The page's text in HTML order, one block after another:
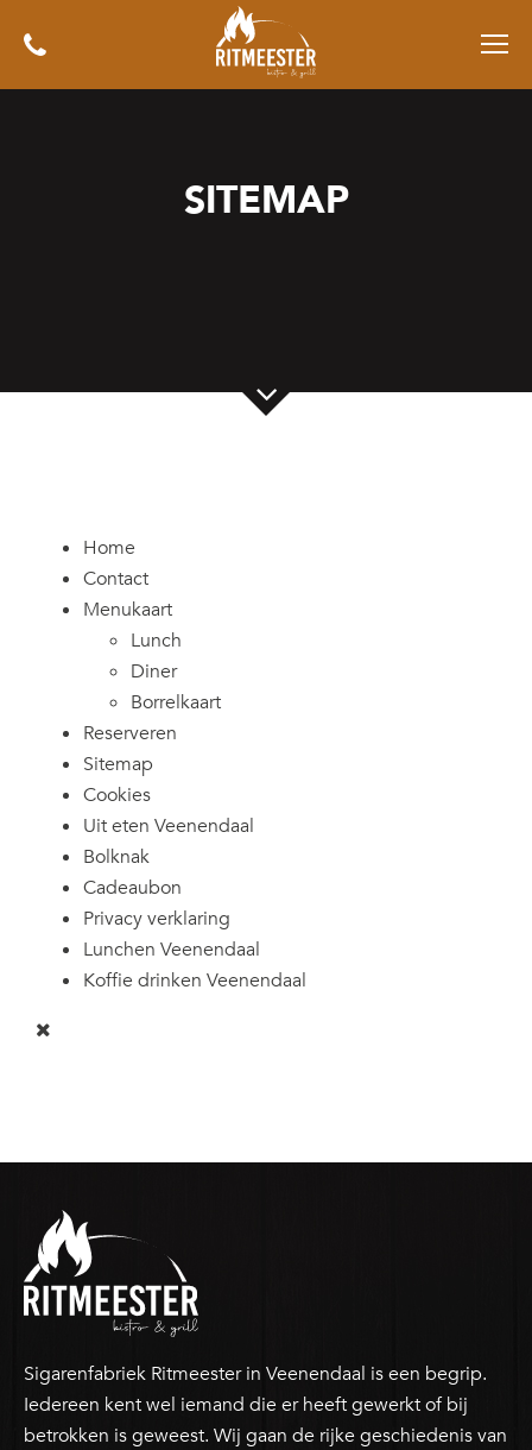
SITEMAP
Home
Contact
Menukaart
Lunch
Diner
Borrelkaart
Reserveren
Sitemap
Cookies
Uit eten Veenendaal
Bolknak
Cadeaubon
Privacy verklaring
Lunchen Veenendaal
Koffie drinken Veenendaal
Sigarenfabriek Ritmeester in Veenendaal is een begrip.
Iedereen kent wel iemand die er heeft gewerkt of bij
betrokken is geweest. Wij gaan de rijke geschiedenis van